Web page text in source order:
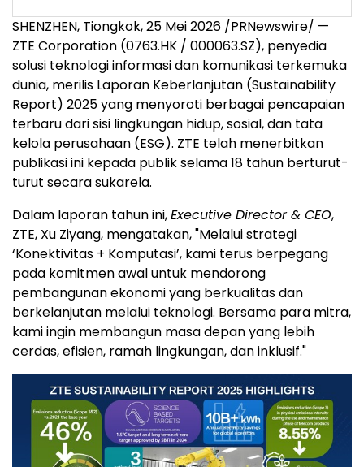
SHENZHEN, Tiongkok, 25 Mei 2026 /PRNewswire/ —
ZTE Corporation (0763.HK / 000063.SZ), penyedia
solusi teknologi informasi dan komunikasi terkemuka
dunia, merilis Laporan Keberlanjutan (Sustainability
Report) 2025 yang menyoroti berbagai pencapaian
terbaru dari sisi lingkungan hidup, sosial, dan tata
kelola perusahaan (ESG). ZTE telah menerbitkan
publikasi ini kepada publik selama 18 tahun berturut-
turut secara sukarela.
Dalam laporan tahun ini,Executive Director & CEO,
ZTE, Xu Ziyang, mengatakan, "Melalui strategi
‘Konektivitas + Komputasi’, kami terus berpegang
pada komitmen awal untuk mendorong
pembangunan ekonomi yang berkualitas dan
berkelanjutan melalui teknologi. Bersama para mitra,
kami ingin membangun masa depan yang lebih
cerdas, efisien, ramah lingkungan, dan inklusif."